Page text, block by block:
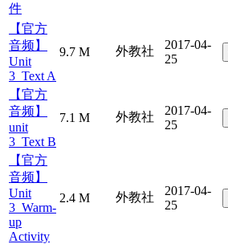
件
【官方
音频】
Unit
3_Text A
9.7 M 外教社
2017-04-
25
【官方
音频】
unit
3_Text B
7.1 M 外教社
2017-04-
25
【官方
音频】
Unit
3_Warm-
up
Activity
2.4 M 外教社
2017-04-
25